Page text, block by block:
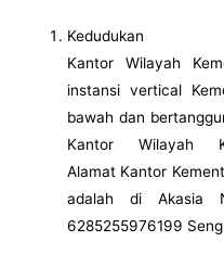
Kedudukan
Kantor Wilayah
instansi vertical
bawah dan
Kantor Wilayah
Alamat Kantor
adalah di Akasia
6285255976199